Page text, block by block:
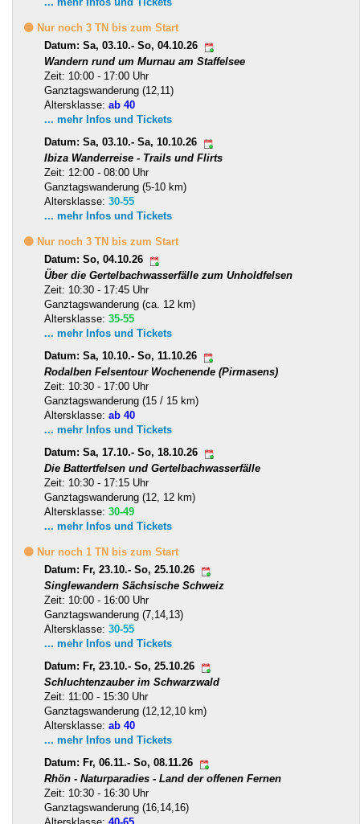
🟡 Nur noch 3 TN bis zum Start
Datum: Sa, 03.10.- So, 04.10.26
Wandern rund um Murnau am Staffelsee
Zeit: 10:00 - 17:00 Uhr
Ganztagswanderung (12,11)
Altersklasse: ab 40
... mehr Infos und Tickets
Datum: Sa, 03.10.- Sa, 10.10.26
Ibiza Wanderreise - Trails und Flirts
Zeit: 12:00 - 08:00 Uhr
Ganztagswanderung (5-10 km)
Altersklasse: 30-55
... mehr Infos und Tickets
🟡 Nur noch 3 TN bis zum Start
Datum: So, 04.10.26
Über die Gertelbachwasserfälle zum Unholdfelsen
Zeit: 10:30 - 17:45 Uhr
Ganztagswanderung (ca. 12 km)
Altersklasse: 35-55
... mehr Infos und Tickets
Datum: Sa, 10.10.- So, 11.10.26
Rodalben Felsentour Wochenende (Pirmasens)
Zeit: 10:30 - 17:00 Uhr
Ganztagswanderung (15 / 15 km)
Altersklasse: ab 40
... mehr Infos und Tickets
Datum: Sa, 17.10.- So, 18.10.26
Die Battertfelsen und Gertelbachwasserfälle
Zeit: 10:30 - 17:15 Uhr
Ganztagswanderung (12, 12 km)
Altersklasse: 30-49
... mehr Infos und Tickets
🟡 Nur noch 1 TN bis zum Start
Datum: Fr, 23.10.- So, 25.10.26
Singlewandern Sächsische Schweiz
Zeit: 10:00 - 16:00 Uhr
Ganztagswanderung (7,14,13)
Altersklasse: 30-55
... mehr Infos und Tickets
Datum: Fr, 23.10.- So, 25.10.26
Schluchtenzauber im Schwarzwald
Zeit: 11:00 - 15:30 Uhr
Ganztagswanderung (12,12,10 km)
Altersklasse: ab 40
... mehr Infos und Tickets
Datum: Fr, 06.11.- So, 08.11.26
Rhön - Naturparadies - Land der offenen Fernen
Zeit: 10:30 - 16:30 Uhr
Ganztagswanderung (16,14,16)